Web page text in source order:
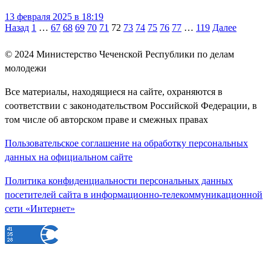
13 февраля 2025 в 18:19
Навигация
записям
Назад 1 … 67 68 69 70 71 72 73 74 75 76 77 … 119 Далее
© 2024 Министерство Чеченской Республики по делам
молодежи
Все материалы, находящиеся на сайте, охраняются в
соответствии с законодательством Российской Федерации, в
том числе об авторском праве и смежных правах
Пользовательское соглашение на обработку персональных
данных на официальном сайте
Политика конфиденциальности персональных данных
посетителей сайта в информационно-телекоммуникационной
сети «Интернет»